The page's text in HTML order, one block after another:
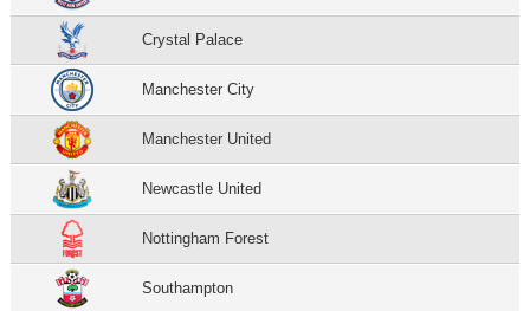
Crystal Palace
Manchester City
Manchester United
Newcastle United
Nottingham Forest
Southampton